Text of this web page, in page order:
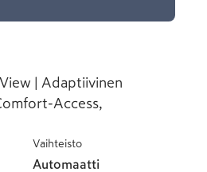
| Adaptiivinen
Access,
Vaihteisto
Automaatti